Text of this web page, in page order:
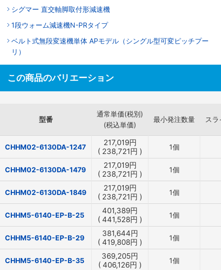
シグマー 直交軸脚取付形減速機
1段ウォーム減速機N-PRタイプ
ベルト式無段変速機単体 APモデル（シングル型可変ピッチプー
リ）
この商品のバリエーション
型番
通常単価(税別)
(税込単価)
最小発注数量 ス
CHHM02-6130DA-1247 217,019円
( 238,721円 ) 1個
CHHM02-6130DA-1479 217,019円
( 238,721円 ) 1個
CHHM02-6130DA-1849 217,019円
( 238,721円 ) 1個
CHHM5-6140-EP-B-25 401,389円
( 441,528円 ) 1個
CHHM5-6140-EP-B-29 381,644円
( 419,808円 ) 1個
CHHM5-6140-EP-B-35 369,205円
( 406,126円 ) 1個